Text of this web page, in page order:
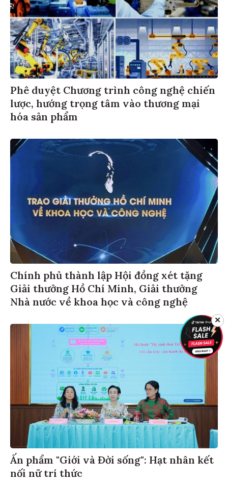
Phê duyệt Chương trình công nghệ chiến
lược, hướng trọng tâm vào thương mại
hóa sản phẩm
Chính phủ thành lập Hội đồng xét tặng
Giải thưởng Hồ Chí Minh, Giải thưởng
Nhà nước về khoa học và công nghệ
Ấn phẩm "Giới và Đời sống": Hạt nhân kết
nối nữ trí thức
✕